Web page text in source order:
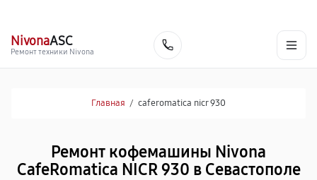
NivonaASC
Ремонт техники Nivona
Главная / caferomatica nicr 930
Ремонт кофемашины Nivona
CafeRomatica NICR 930 в Севастополе